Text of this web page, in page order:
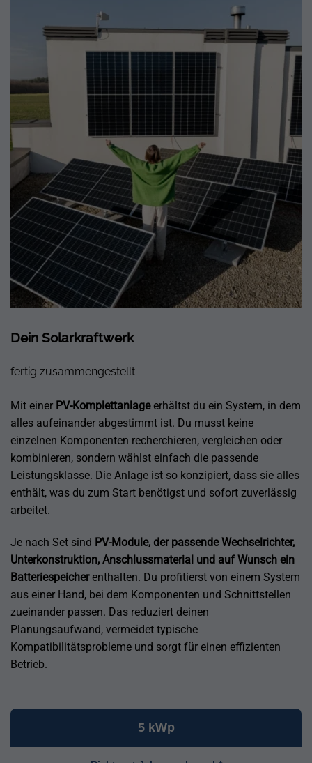
Dein Solarkraftwerk
fertig zusammengestellt
Mit einer PV-Komplettanlageerhältst du ein System, in dem
alles aufeinander abgestimmt ist. Du musst keine
einzelnen Komponenten recherchieren, vergleichen oder
kombinieren, sondern wählst einfach die passende
Leistungsklasse. Die Anlage ist so konzipiert, dass sie alles
enthält, was du zum Start benötigst und sofort zuverlässig
arbeitet.
Je nach Set sind PV-Module, der passende Wechselrichter,
Unterkonstruktion, Anschlussmaterial und auf Wunsch ein
Batteriespeicherenthalten. Du profitierst von einem System
aus einer Hand, bei dem Komponenten und Schnittstellen
zueinander passen. Das reduziert deinen
Planungsaufwand, vermeidet typische
Kompatibilitätsprobleme und sorgt für einen effizienten
Betrieb.
5 kWp